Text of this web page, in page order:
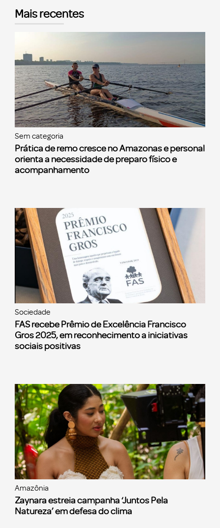
Mais recentes
Sem categoria
Prática de remo cresce no Amazonas e personal
orienta a necessidade de preparo físico e
acompanhamento
Sociedade
FAS recebe Prêmio de Excelência Francisco
Gros 2025, em reconhecimento a iniciativas
sociais positivas
Amazônia
Zaynara estreia campanha ‘Juntos Pela
Natureza’ em defesa do clima